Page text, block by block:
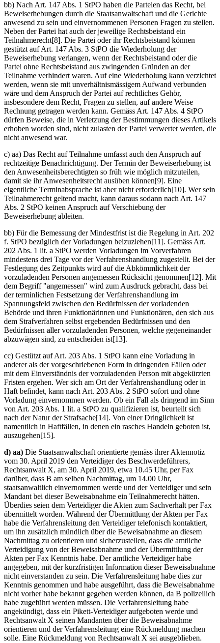
bb) Nach Art. 147 Abs. 1 StPO haben die Parteien das Recht, bei
Beweiserhebungen durch die Staatsanwaltschaft und die Gerichte
anwesend zu sein und einvernommenen Personen Fragen zu stellen.
Neben der Partei hat auch der jeweilige Rechtsbeistand ein
Teilnahmerecht[8]. Die Partei oder ihr Rechtsbeistand können
gestützt auf Art. 147 Abs. 3 StPO die Wiederholung der
Beweiserhebung verlangen, wenn der Rechtsbeistand oder die
Partei ohne Rechtsbeistand aus zwingenden Gründen an der
Teilnahme verhindert waren. Auf eine Wiederholung kann verzichtet
werden, wenn sie mit unverhältnismässigem Aufwand verbunden
wäre und dem Anspruch der Partei auf rechtliches Gehör,
insbesondere dem Recht, Fragen zu stellen, auf andere Weise
Rechnung getragen werden kann. Gemäss Art. 147 Abs. 4 StPO
dürfen Beweise, die in Verletzung der Bestimmungen dieses Artikels
erhoben worden sind, nicht zulasten der Partei verwertet werden, die
nicht anwesend war.
c) aa) Das Recht auf Teilnahme umfasst auch den Anspruch auf
rechtzeitige Benachrichtigung. Der Termin der Beweiserhebung ist
den Anwesenheitsberechtigten so früh wie möglich mitzuteilen,
damit sie ihr Anwesenheitsrecht ausüben können[9]. Eine
eigentliche Terminabsprache ist aber nicht erforderlich[10]. Wer sein
Teilnahmerecht geltend macht, kann daraus sodann nach Art. 147
Abs. 2 StPO keinen Anspruch auf Verschiebung der
Beweiserhebung ableiten.
bb) Für die Bemessung der Mindestfrist ist die Regelung in Art. 202
f. StPO bezüglich der Vorladungen beizuziehen[11]. Gemäss Art.
202 Abs. 1 lit. a StPO werden Vorladungen im Vorverfahren
mindestens drei Tage vor der Verfahrenshandlung zugestellt. Bei der
Festlegung des Zeitpunkts wird auf die Abkömmlichkeit der
vorzuladenden Personen angemessen Rücksicht genommen[12]. Mit
dem Begriff "angemessen" wird zum Ausdruck gebracht, dass bei
der terminlichen Festsetzung der Verfahrenshandlung im
Spannungsfeld zwischen den Bedürfnissen der vorladenden
Behörde und ihren Funktionärinnen und Funktionären, den sich aus
dem Strafverfahren selbst ergebenden Bedürfnissen und den
Bedürfnissen aller vorzuladenden Personen, welche gegeneinander
abzuwägen sind, zu entscheiden ist[13].
cc) Gestützt auf Art. 203 Abs. 1 StPO kann eine Vorladung in
anderer als der vorgeschriebenen Form in dringenden Fällen oder
mit dem Einverständnis der vorzuladenden Person mit abgekürzten
Fristen ergehen. Wer sich am Ort der Verfahrenshandlung oder in
Haft befindet, kann nach Art. 203 Abs. 2 StPO sofort und ohne
Vorladung einvernommen werden. Ob ein Fall als dringend im Sinn
von Art. 203 Abs. 1 lit. a StPO zu qualifizieren ist, beurteilt sich
nach der Natur der Strafsache[14]. Von einer Dringlichkeit ist
namentlich in Haftfällen, in denen ein rasches Handeln geboten ist,
auszugehen[15].
d) aa) Die Staatsanwaltschaft orientierte gemäss ihrer Aktennotiz
vom 30. April 2019 den Verteidiger des Beschwerdeführers,
Rechtsanwalt X, am 30. April 2019, etwa 10.45 Uhr, per Fax
darüber, dass B am selben Nachmittag, um 14.00 Uhr,
staatsanwaltlich einvernommen werde und der Verteidiger und sein
Mandant bei dieser Beweisabnahme ein Teilnahmerecht hätten.
Überdies seien dem Verteidiger die Akten zum Sachverhalt per Fax
übermittelt worden. Während der Übermittlung der Akten per Fax
habe die Verfahrensleitung den Verteidiger telefonisch kontaktiert,
um ihn zusätzlich mündlich über die Beweisabnahme an diesem
Nachmittag zu orientieren und sicherzustellen, dass die amtliche
Verteidigung von der Beweisabnahme und der Übermittlung der
Akten per Fax Kenntnis habe. Der amtliche Verteidiger habe
angegeben, mit der kurzfristigen Information dieser Beweisabnahme
nicht einverstanden zu sein. Die Verfahrensleitung habe dies zur
Kenntnis genommen und habe ausgeführt, dass die Beweisabnahme
nicht vorher habe bekannt gegeben werden können, da B polizeilich
habe zugeführt werden müssen. Die Verfahrensleitung habe
angekündigt, dass ein Pikett-Verteidiger aufgeboten werde und
Rechtsanwalt X seinen Mandanten über die Beweisabnahme
orientieren und der Verfahrensleitung eine Rückmeldung machen
solle. Eine Rückmeldung von Rechtsanwalt X sei ausgeblieben.